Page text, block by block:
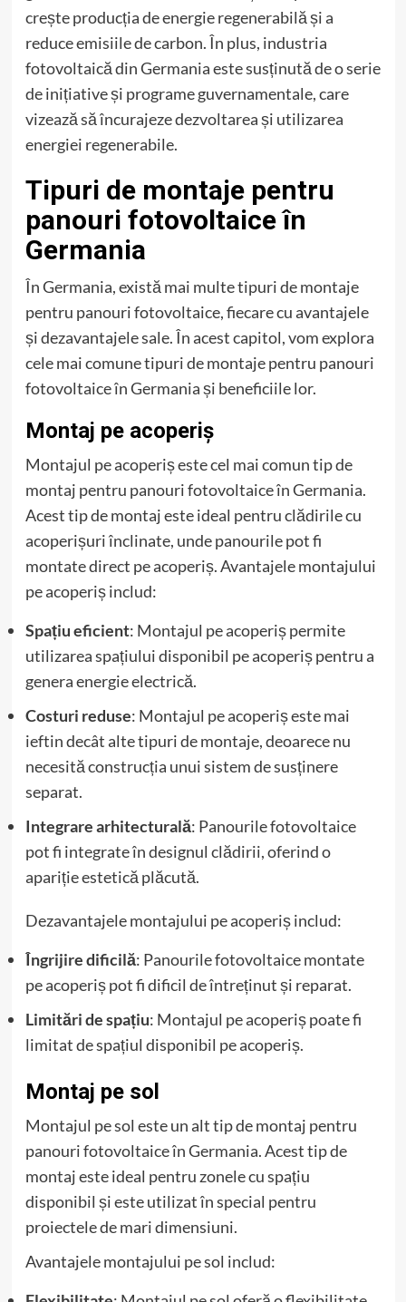
crește producția de energie regenerabilă și a
reduce emisiile de carbon. În plus, industria
fotovoltaică din Germania este susținută de o serie
de inițiative și programe guvernamentale, care
vizează să încurajeze dezvoltarea și utilizarea
energiei regenerabile.
Tipuri de montaje pentru
panouri fotovoltaice în
Germania
În Germania, există mai multe tipuri de montaje
pentru panouri fotovoltaice, fiecare cu avantajele
și dezavantajele sale. În acest capitol, vom explora
cele mai comune tipuri de montaje pentru panouri
fotovoltaice în Germania și beneficiile lor.
Montaj pe acoperiș
Montajul pe acoperiș este cel mai comun tip de
montaj pentru panouri fotovoltaice în Germania.
Acest tip de montaj este ideal pentru clădirile cu
acoperișuri înclinate, unde panourile pot fi
montate direct pe acoperiș. Avantajele montajului
pe acoperiș includ:
Spațiu eficient: Montajul pe acoperiș permite
utilizarea spațiului disponibil pe acoperiș pentru a
genera energie electrică.
Costuri reduse: Montajul pe acoperiș este mai
ieftin decât alte tipuri de montaje, deoarece nu
necesită construcția unui sistem de susținere
separat.
Integrare arhitecturală: Panourile fotovoltaice
pot fi integrate în designul clădirii, oferind o
apariție estetică plăcută.
Dezavantajele montajului pe acoperiș includ:
Îngrijire dificilă: Panourile fotovoltaice montate
pe acoperiș pot fi dificil de întreținut și reparat.
Limitări de spațiu: Montajul pe acoperiș poate fi
limitat de spațiul disponibil pe acoperiș.
Montaj pe sol
Montajul pe sol este un alt tip de montaj pentru
panouri fotovoltaice în Germania. Acest tip de
montaj este ideal pentru zonele cu spațiu
disponibil și este utilizat în special pentru
proiectele de mari dimensiuni.
Avantajele montajului pe sol includ: